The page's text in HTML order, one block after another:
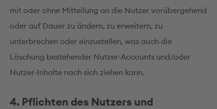
mit oder ohne Mitteilung an die Nutzer vorübergehend
oder auf Dauer zu ändern, zu erweitern, zu
unterbrechen oder einzustellen, was auch die
Löschung bestehender Nutzer-Accounts und/oder
Nutzer-Inhalte nach sich ziehen kann.
4. Pflichten des Nutzers und